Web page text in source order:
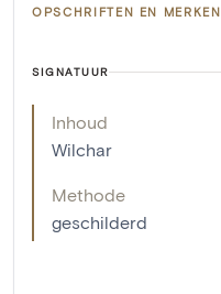
OPSCHRIFTEN EN MERKEN
SIGNATUUR
Inhoud
Wilchar
Methode
geschilderd